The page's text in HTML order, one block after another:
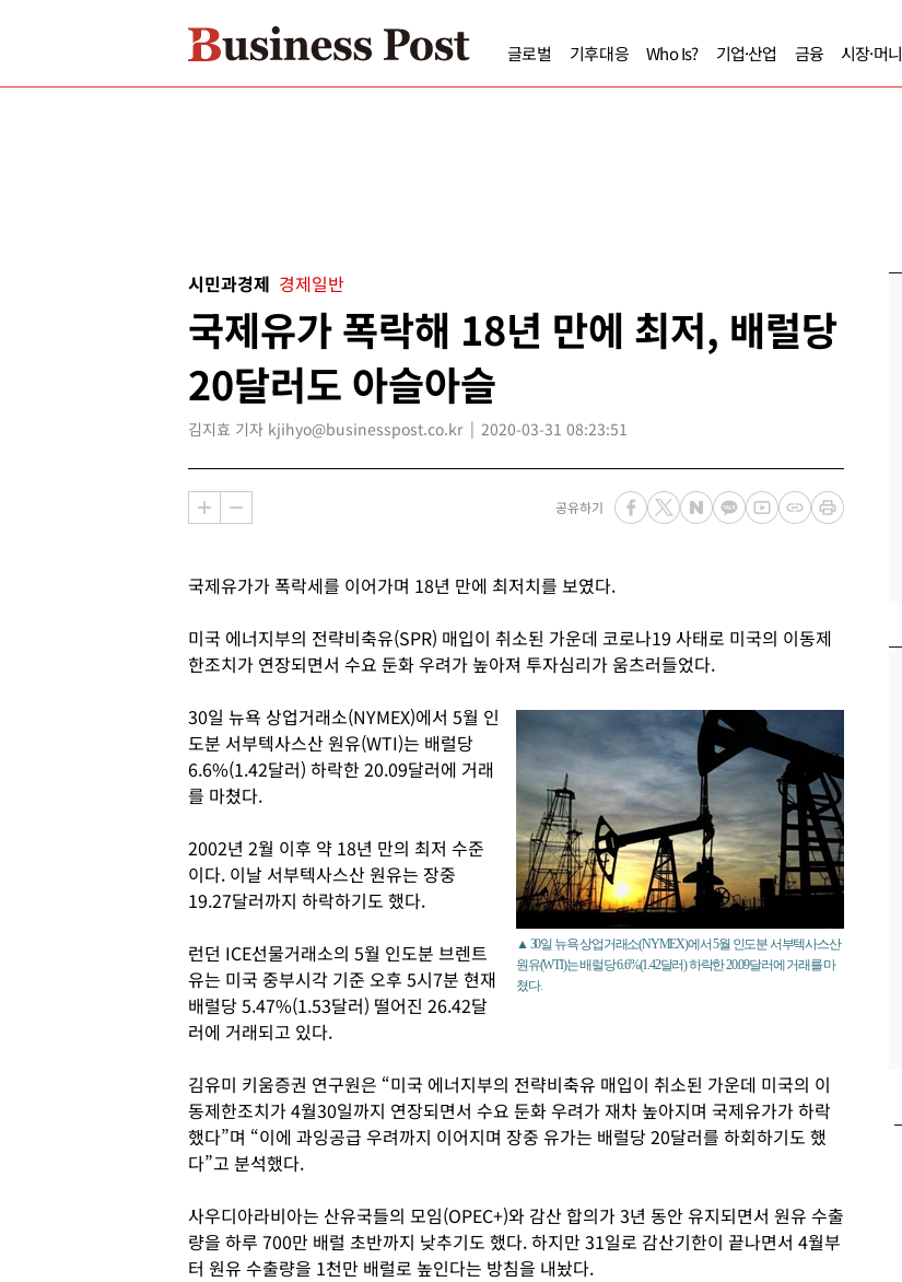
글로벌 기후대응 Who Is? 기업·산업 금융 시장·머니
시민과경제 경제일반
국제유가 폭락해 18년 만에 최저, 배럴당
20달러도 아슬아슬
김지효 기자 kjihyo@businesspost.co.kr 2020-03-31 08:23:51
공유하기
국제유가가 폭락세를 이어가며 18년 만에 최저치를 보였다.
미국 에너지부의 전략비축유(SPR) 매입이 취소된 가운데 코로나19 사태로 미국의 이동제
한조치가 연장되면서 수요 둔화 우려가 높아져 투자심리가 움츠러들었다.
▲ 30일 뉴욕 상업거래소(NYMEX)에서 5월 인도분 서부텍사스산
원유(WTI)는 배럴당 6.6%(1.42달러) 하락한 20.09달러에 거래를 마
쳤다.
30일 뉴욕 상업거래소(NYMEX)에서 5월 인
도분 서부텍사스산 원유(WTI)는 배럴당
6.6%(1.42달러) 하락한 20.09달러에 거래
를 마쳤다.
2002년 2월 이후 약 18년 만의 최저 수준
이다. 이날 서부텍사스산 원유는 장중
19.27달러까지 하락하기도 했다.
런던 ICE선물거래소의 5월 인도분 브렌트
유는 미국 중부시각 기준 오후 5시7분 현재
배럴당 5.47%(1.53달러) 떨어진 26.42달
러에 거래되고 있다.
김유미 키움증권 연구원은 “미국 에너지부의 전략비축유 매입이 취소된 가운데 미국의 이
동제한조치가 4월30일까지 연장되면서 수요 둔화 우려가 재차 높아지며 국제유가가 하락
했다”며 “이에 과잉공급 우려까지 이어지며 장중 유가는 배럴당 20달러를 하회하기도 했
다”고 분석했다.
사우디아라비아는 산유국들의 모임(OPEC+)와 감산 합의가 3년 동안 유지되면서 원유 수출
량을 하루 700만 배럴 초반까지 낮추기도 했다. 하지만 31일로 감산기한이 끝나면서 4월부
터 원유 수출량을 1천만 배럴로 높인다는 방침을 내놨다.